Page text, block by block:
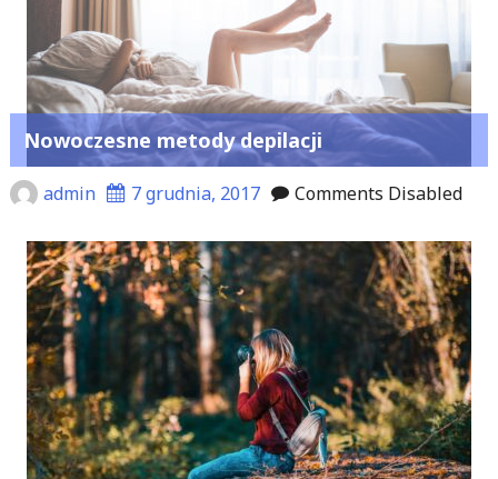
Nowoczesne metody depilacji
admin 7 grudnia, 2017 Comments Disabled